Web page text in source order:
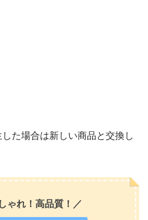
た場合は新しい商品と交換し
ゃれ！高品質！／